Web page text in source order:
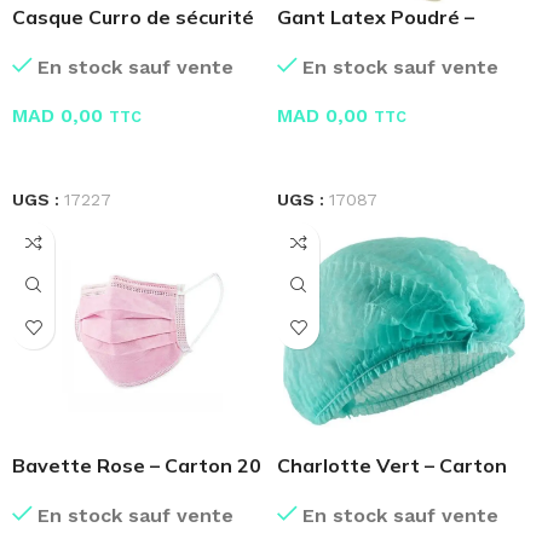
Casque Curro de sécurité
En stock sauf vente
MAD 0,00 TTC
UGS : 17227
Gant Latex Poudré –
En stock sauf vente
MAD 0,00 TTC
UGS : 17087
Bavette Rose – Carton 20
En stock sauf vente
Charlotte Vert – Carton
En stock sauf vente